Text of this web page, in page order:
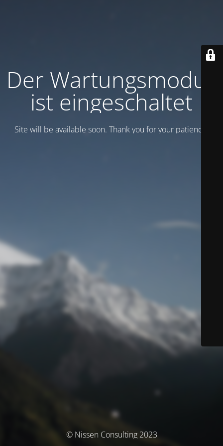
Der Wartungsmodus
ist eingeschaltet
Site will be available soon. Thank you for your patience!
© Nissen Consulting 2023